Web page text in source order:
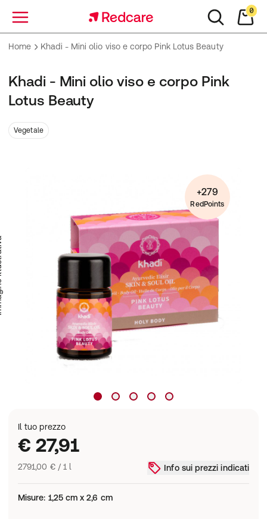
Menu
0
Home Khadi - Mini olio viso e corpo Pink Lotus Beauty
Khadi - Mini olio viso e corpo Pink
Lotus Beauty
Vegetale
+279
RedPoints
Il tuo prezzo
€ 27,91
2791,00 € / 1 l Info sui prezzi indicati
Misure: 1,25 cm x 2,6 cm